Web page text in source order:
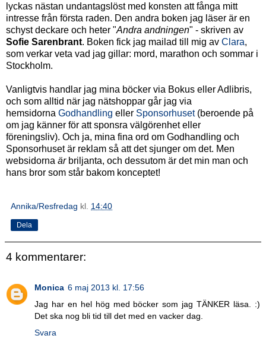
lyckas nästan undantagslöst med konsten att fånga mitt
intresse från första raden. Den andra boken jag läser är en
schyst deckare och heter "Andra andningen" - skriven av
Sofie Sarenbrant. Boken fick jag mailad till mig av Clara,
som verkar veta vad jag gillar: mord, marathon och sommar i
Stockholm.
Vanligtvis handlar jag mina böcker via Bokus eller Adlibris,
och som alltid när jag nätshoppar går jag via
hemsidorna Godhandling eller Sponsorhuset(beroende på
om jag känner för att sponsra välgörenhet eller
föreningsliv). Och ja, mina fina ord om Godhandling och
Sponsorhuset är reklam så att det sjunger om det. Men
websidorna är briljanta, och dessutom är det min man och
hans bror som står bakom konceptet!
Annika/Resfredag kl. 14:40
Dela
4 kommentarer:
Monica 6 maj 2013 kl. 17:56
Jag har en hel hög med böcker som jag TÄNKER läsa. :)
Det ska nog bli tid till det med en vacker dag.
Svara